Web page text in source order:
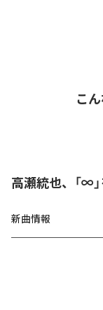
こ
高瀬統也、「∞
新曲情報